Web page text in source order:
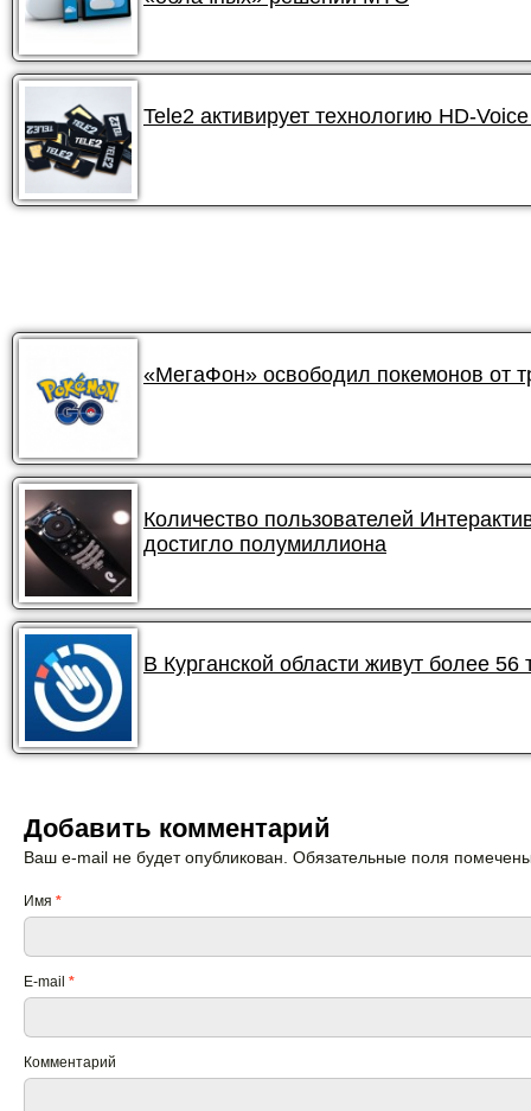
Tele2 активирует технологию HD-
«МегаФон» освободил покемонов от
Количество пользователей
достигло полумиллиона
В Курганской области живут более
Добавить комментарий
Ваш e-mail не будет опубликован. Обязательные поля
Имя *
E-mail *
Комментарий